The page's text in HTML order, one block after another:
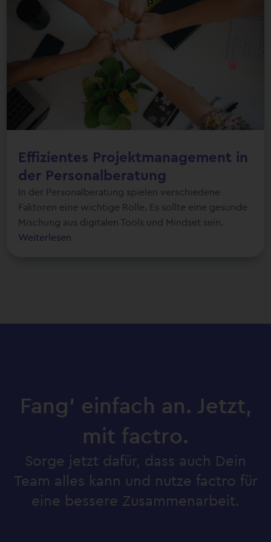
Effizientes Projektmanagement in
der Personalberatung
In der Personalberatung spielen verschiedene
Faktoren eine wichtige Rolle. Es sollte eine gesunde
Mischung aus digitalen Tools und Mindset sein.
Weiterlesen
Fang’ einfach an. Jetzt,
mit factro.
Sorge jetzt dafür, dass auch Dein
Team alles kann und nutze factro für
eine bessere Zusammenarbeit.